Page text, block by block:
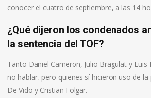
conocer el cuatro de septiembre, a las 14
¿Qué dijeron los condenados
la sentencia del TOF?
Tanto Daniel Cameron, Julio Bragulat y Luis
no hablar, pero quienes sí hicieron uso de la
De Vido y Cristian Folgar.